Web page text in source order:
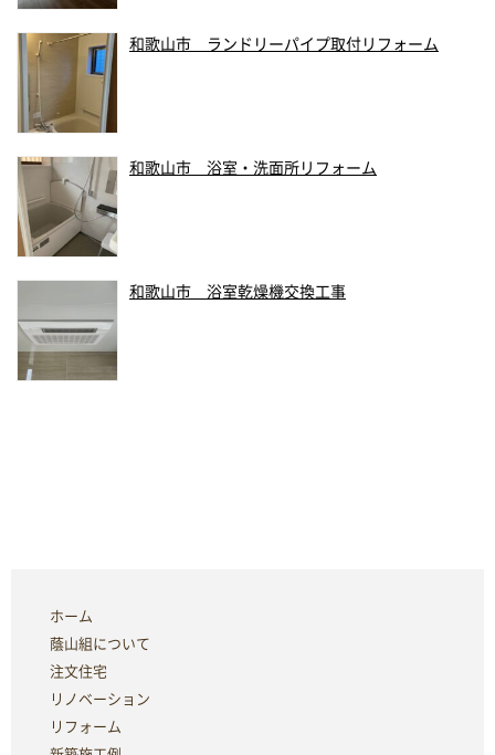
和歌山市 ランドリーパイプ取付リフォーム
和歌山市 浴室・洗面所リフォーム
和歌山市 浴室乾燥機交換工事
ホーム
蔭山組について
注文住宅
リノベーション
リフォーム